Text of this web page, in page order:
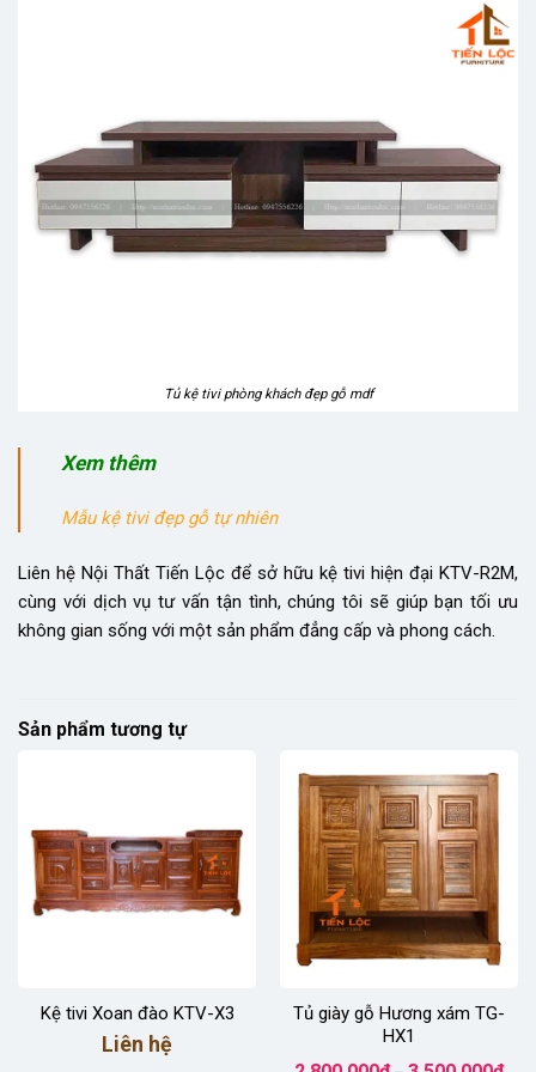
Tủ kệ tivi phòng khách đẹp gỗ mdf
Xem thêm
Mẫu kệ tivi đẹp gỗ tự nhiên
Liên hệ Nội Thất Tiến Lộc để sở hữu kệ tivi hiện đại KTV-R2M,
cùng với dịch vụ tư vấn tận tình, chúng tôi sẽ giúp bạn tối ưu
không gian sống với một sản phẩm đẳng cấp và phong cách.
Sản phẩm tương tự
Kệ tivi Xoan đào KTV-X3
Liên hệ
Tủ giày gỗ Hương xám TG-
HX1